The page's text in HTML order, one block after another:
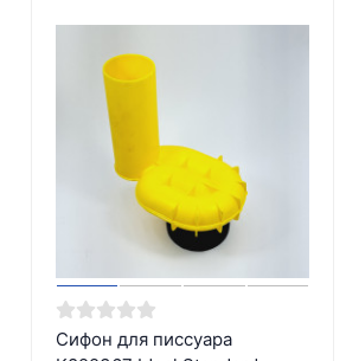
Сифон для писсуара